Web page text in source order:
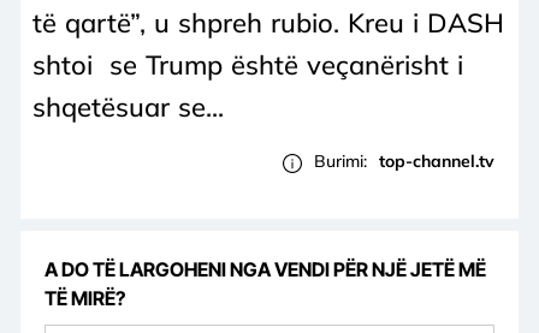
të qartë”, u shpreh rubio. Kreu i DASH
shtoi se Trump është veçanërisht i
shqetësuar se...
Burimi: top-channel.tv
A DO TË LARGOHENI NGA VENDI PËR NJË JETË MË
TË MIRË?